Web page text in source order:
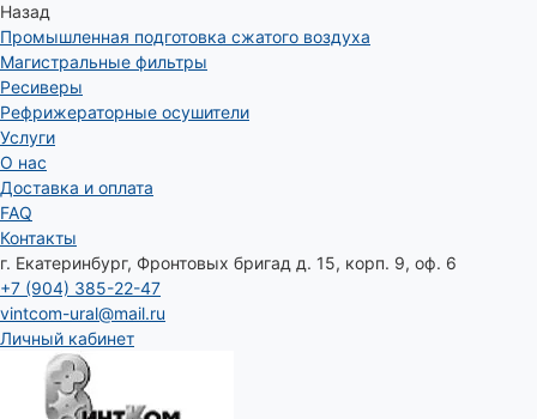
Назад
Промышленная подготовка сжатого воздуха
Магистральные фильтры
Ресиверы
Рефрижераторные осушители
Услуги
О нас
Доставка и оплата
FAQ
Контакты
г. Екатеринбург, Фронтовых бригад д. 15, корп. 9, оф. 6
+7 (904) 385-22-47
vintcom-ural@mail.ru
Личный кабинет